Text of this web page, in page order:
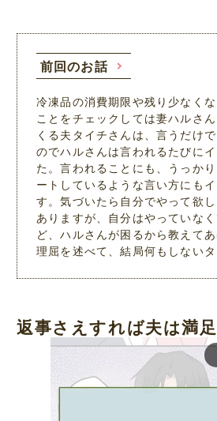
前回のお話
冷凍品の消費期限や残り少なく
ことをチェックしては妻ハルさ
くる夫タイチさんは、言うだけ
のでハルさんは言われるたびに
た。言われることにも、うっか
ートしているような言い方にも
す。気づいたら自分でやって欲
ありますが、自分はやっていな
ど、ハルさんが困るから教えて
理屈を述べて、結局何もしないタ
返事さえすれば夫は満